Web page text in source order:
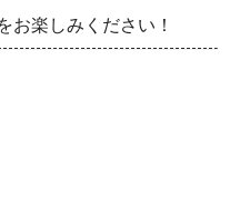
お楽しみください！